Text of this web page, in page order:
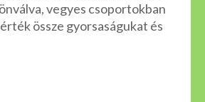
vegyes csoportokban
össze gyorsaságukat és